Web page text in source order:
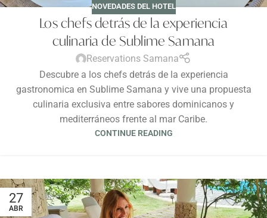
NOVEDADES DEL HOTEL
Los chefs detrás de la experiencia
culinaria de Sublime Samana
Reservations Samana
Descubre a los chefs detrás de la experiencia
gastronomica en Sublime Samana y vive una propuesta
culinaria exclusiva entre sabores dominicanos y
mediterráneos frente al mar Caribe.
CONTINUE READING
27
ABR